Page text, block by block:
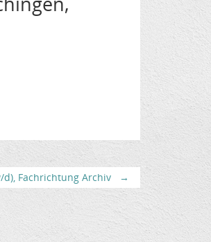
Fachrichtung Archiv
→